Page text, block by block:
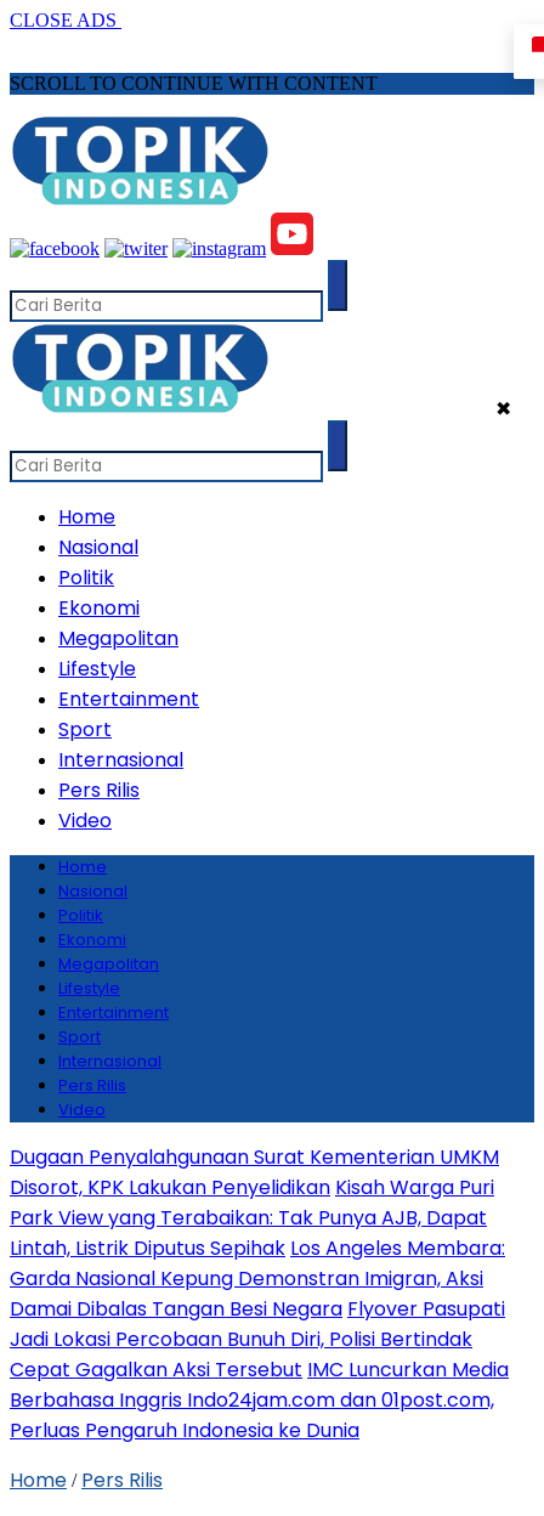
CLOSE ADS
SCROLL TO CONTINUE WITH CONTENT
✖
Home
Nasional
Politik
Ekonomi
Megapolitan
Lifestyle
Entertainment
Sport
Internasional
Pers Rilis
Video
Home
Nasional
Politik
Ekonomi
Megapolitan
Lifestyle
Entertainment
Sport
Internasional
Pers Rilis
Video
Dugaan Penyalahgunaan Surat Kementerian UMKM
Disorot, KPK Lakukan Penyelidikan Kisah Warga Puri
Park View yang Terabaikan: Tak Punya AJB, Dapat
Lintah, Listrik Diputus Sepihak Los Angeles Membara:
Garda Nasional Kepung Demonstran Imigran, Aksi
Damai Dibalas Tangan Besi Negara Flyover Pasupati
Jadi Lokasi Percobaan Bunuh Diri, Polisi Bertindak
Cepat Gagalkan Aksi Tersebut IMC Luncurkan Media
Berbahasa Inggris Indo24jam.com dan 01post.com,
Perluas Pengaruh Indonesia ke Dunia
Home / Pers Rilis